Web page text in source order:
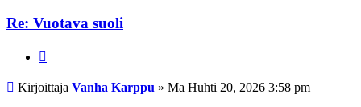
Re: Vuotava suoli
Viesti
Kirjoittaja Vanha Karppu » Ma Huhti 20, 2026 3:58 pm